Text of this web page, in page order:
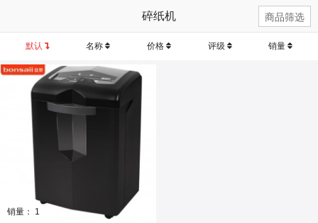
商品筛选
碎纸机
默认 名称 价格 评级 销量
销量： 1